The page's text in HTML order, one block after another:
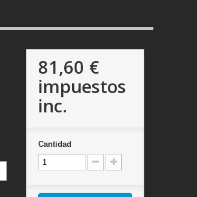
81,60 €
impuestos
inc.
Cantidad